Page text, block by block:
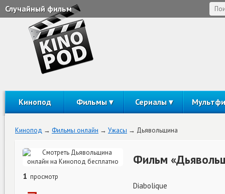
Случайный фильм
Кинопод Фильмы Сериалы
Кинопод Фильмы онлайн Ужасы Дьявольщина
1 просмотр
Фильм
Diabolique